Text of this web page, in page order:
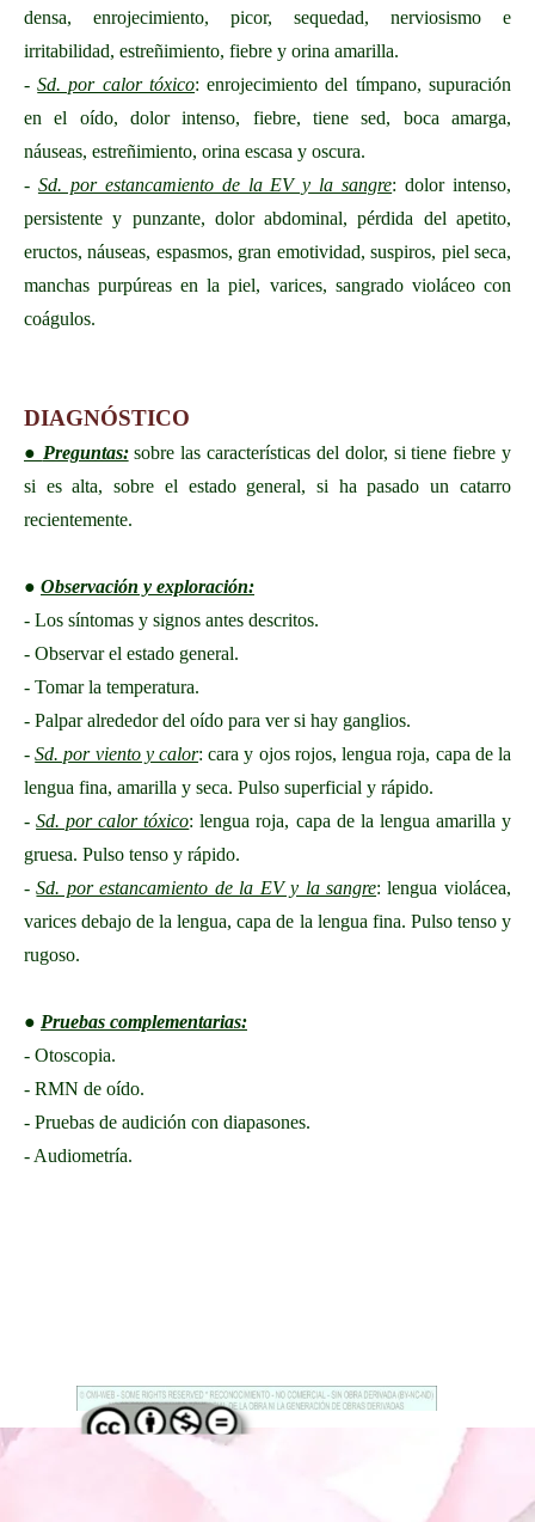
densa, enrojecimiento, picor, sequedad, nerviosismo e
irritabilidad, estreñimiento, fiebre y orina amarilla.
-Sd. por calor tóxico: enrojecimiento del tímpano, supuración
en el oído, dolor intenso, fiebre, tiene sed, boca amarga,
náuseas, estreñimiento, orina escasa y oscura.
- Sd. por estancamiento de la EV y la sangre: dolor intenso,
persistente y punzante, dolor abdominal, pérdida del apetito,
eructos, náuseas, espasmos, gran emotividad, suspiros, piel seca,
manchas purpúreas en la piel, varices, sangrado violáceo con
coágulos.
DIAGNÓSTICO
● Preguntas:sobre las características del dolor, si tiene fiebre y
si es alta, sobre el estado general, si ha pasado un catarro
recientemente.
● Observación y exploración:
- Los síntomas y signos antes descritos.
- Observar el estado general.
- Tomar la temperatura.
- Palpar alrededor del oído para ver si hay ganglios.
-Sd. por viento y calor: cara y ojos rojos, lengua roja, capa de la
lengua fina, amarilla y seca. Pulso superficial y rápido.
-Sd. por calor tóxico: lengua roja, capa de la lengua amarilla y
gruesa. Pulso tenso y rápido.
-Sd. por estancamiento de la EV y la sangre: lengua violácea,
varices debajo de la lengua, capa de la lengua fina. Pulso tenso y
rugoso.
● Pruebas complementarias:
- Otoscopia.
- RMN de oído.
- Pruebas de audición con diapasones.
- Audiometría.
Regreso al contenido